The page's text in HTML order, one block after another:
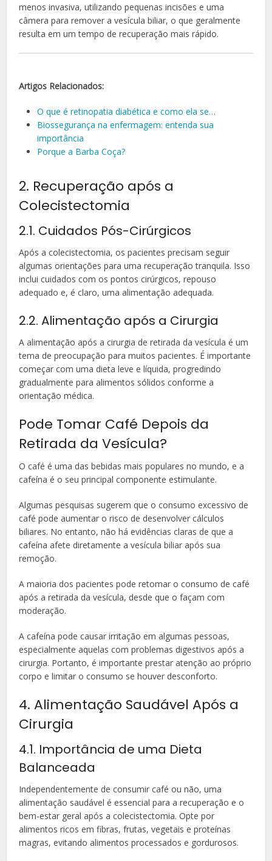
menos invasiva, utilizando pequenas incisões e uma
câmera para remover a vesícula biliar, o que geralmente
resulta em um tempo de recuperação mais rápido.
Artigos Relacionados:
O que é retinopatia diabética e como ela se…
Biossegurança na enfermagem: entenda sua
importância
Porque a Barba Coça?
2. Recuperação após a
Colecistectomia
2.1. Cuidados Pós-Cirúrgicos
Após a colecistectomia, os pacientes precisam seguir
algumas orientações para uma recuperação tranquila. Isso
inclui cuidados com os pontos cirúrgicos, repouso
adequado e, é claro, uma alimentação adequada.
2.2. Alimentação após a Cirurgia
A alimentação após a cirurgia de retirada da vesícula é um
tema de preocupação para muitos pacientes. É importante
começar com uma dieta leve e líquida, progredindo
gradualmente para alimentos sólidos conforme a
orientação médica.
Pode Tomar Café Depois da
Retirada da Vesícula?
O café é uma das bebidas mais populares no mundo, e a
cafeína é o seu principal componente estimulante.
Algumas pesquisas sugerem que o consumo excessivo de
café pode aumentar o risco de desenvolver cálculos
biliares. No entanto, não há evidências claras de que a
cafeína afete diretamente a vesícula biliar após sua
remoção.
A maioria dos pacientes pode retomar o consumo de café
após a retirada da vesícula, desde que o façam com
moderação.
A cafeína pode causar irritação em algumas pessoas,
especialmente aquelas com problemas digestivos após a
cirurgia. Portanto, é importante prestar atenção ao próprio
corpo e limitar o consumo se houver desconforto.
4. Alimentação Saudável Após a
Cirurgia
4.1. Importância de uma Dieta
Balanceada
Independentemente de consumir café ou não, uma
alimentação saudável é essencial para a recuperação e o
bem-estar geral após a colecistectomia. Opte por
alimentos ricos em fibras, frutas, vegetais e proteínas
magras, evitando alimentos processados e gordurosos.